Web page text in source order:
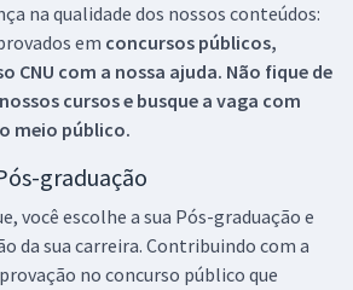
na qualidade dos nossos conteúdos:
em concursos públicos,
CNU com a nossa ajuda. Não fique de
cursos e busque a vaga com
meio público.
graduação
você escolhe a sua Pós-graduação e
da sua carreira. Contribuindo com a
no concurso público que